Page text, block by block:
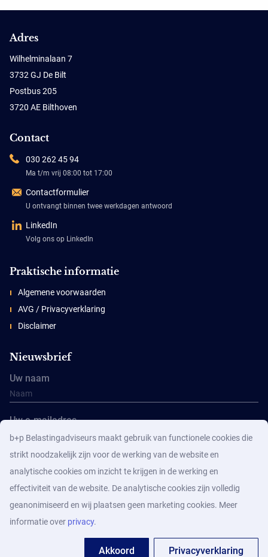
Adres
Wilhelminalaan 7
3732 GJ De Bilt
Postbus 205
3720 AE Bilthoven
Contact
030 262 45 94
Ma t/m vrij 08:00 tot 17:00
Contactformulier
U ontvangt binnen twee werkdagen antwoord
LinkedIn
Volg ons op LinkedIn
Praktische informatie
Algemene voorwaarden
AVG / Privacyverklaring
Disclaimer
Nieuwsbrief
Uw naam
Uw e-mailadres
Aanmelden
b+p Belastingadviseurs maakt gebruik van functionele cookies die
strikt noodzakelijk zijn voor de werking van de website en
analytische cookies om inzicht te krijgen in de werking en
effectiviteit van de website. De analytische cookies zijn volledig
geanonimiseerd en wij plaatsen geen marketing cookies. Meer
informatie over privacy.
Akkoord Privacyverklaring